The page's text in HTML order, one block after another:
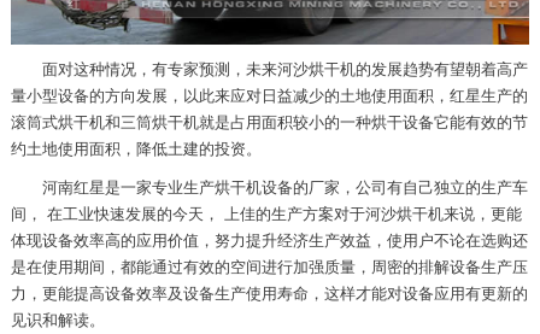
面对这种情况，有专家预测，未来河沙烘干机的发展趋势有望朝着高产
量小型设备的方向发展，以此来应对日益减少的土地使用面积，红星生产的
滚筒式烘干机和三筒烘干机就是占用面积较小的一种烘干设备它能有效的节
约土地使用面积，降低土建的投资。
河南红星是一家专业生产烘干机设备的厂家，公司有自己独立的生产车
间， 在工业快速发展的今天， 上佳的生产方案对于河沙烘干机来说，更能
体现设备效率高的应用价值，努力提升经济生产效益，使用户不论在选购还
是在使用期间，都能通过有效的空间进行加强质量，周密的排解设备生产压
力，更能提高设备效率及设备生产使用寿命，这样才能对设备应用有更新的
见识和解读。